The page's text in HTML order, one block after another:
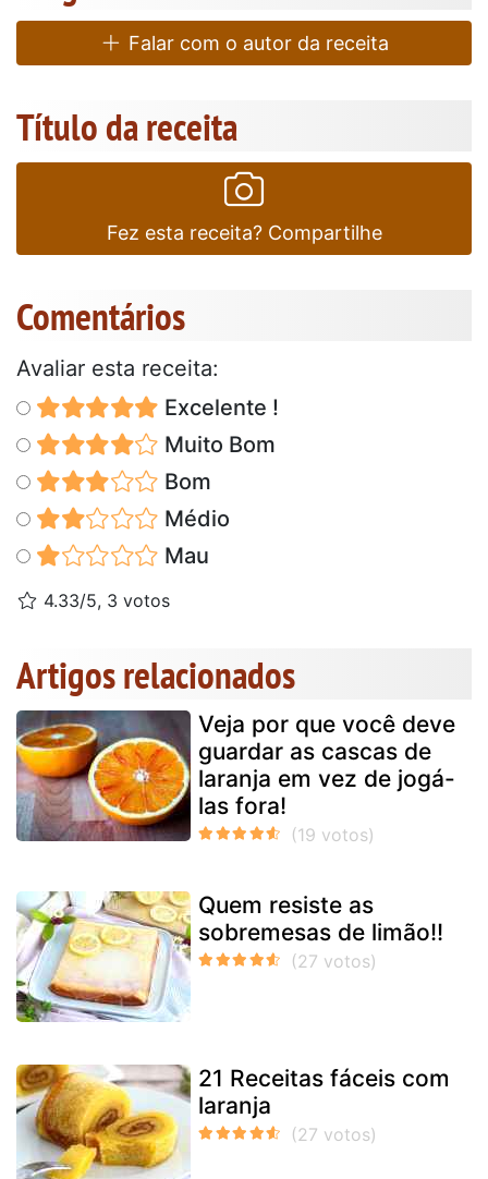
Falar com o autor da receita
Título da receita
Fez esta receita? Compartilhe
Comentários
Avaliar esta receita:
Excelente !
Muito Bom
Bom
Médio
Mau
4.33/5, 3 votos
Artigos relacionados
Veja por que você deve
guardar as cascas de
laranja em vez de jogá-
las fora!
Quem resiste as
sobremesas de limão!!
21 Receitas fáceis com
laranja